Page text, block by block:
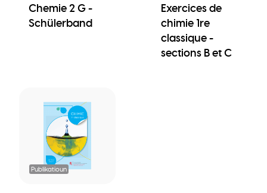
Chemie 2 G -
Schülerband
Exercices de
chimie 1re
classique -
sections B et C
Publikatioun